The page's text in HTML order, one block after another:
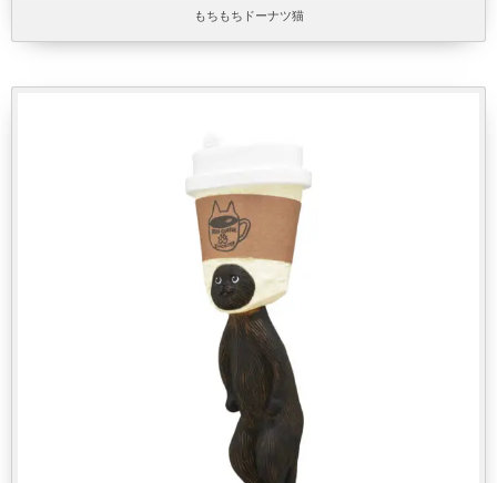
もちもちドーナツ猫